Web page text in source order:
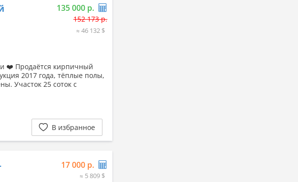
135 000 р.
152 173 р.
≈ 46 132 $
❤️ Продаётся кирпичный
2017 года, тёплые полы,
Участок 25 соток с
В избранное
17 000 р.
≈ 5 809 $